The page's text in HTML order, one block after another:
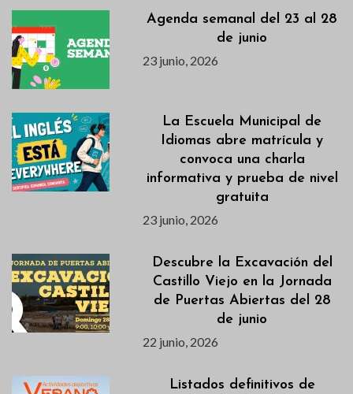
Agenda semanal del 23 al 28
de junio
23 junio, 2026
La Escuela Municipal de
Idiomas abre matrícula y
convoca una charla
informativa y prueba de nivel
gratuita
23 junio, 2026
Descubre la Excavación del
Castillo Viejo en la Jornada
de Puertas Abiertas del 28
de junio
22 junio, 2026
Listados definitivos de